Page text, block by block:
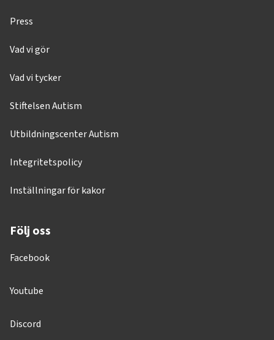
Press
Vad vi gör
Vad vi tycker
Stiftelsen Autism
Utbildningscenter Autism
Integritetspolicy
Inställningar för kakor
Följ oss
Facebook
Youtube
Discord